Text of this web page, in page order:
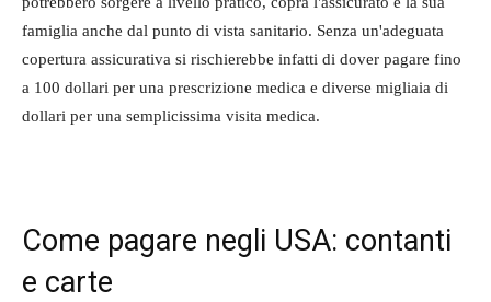
famiglia anche dal punto di vista sanitario. Senza un'adeguata
copertura assicurativa si rischierebbe infatti di dover pagare fino
a 100 dollari per una prescrizione medica e diverse migliaia di
dollari per una semplicissima visita medica.
Come pagare negli USA: contanti
e carte